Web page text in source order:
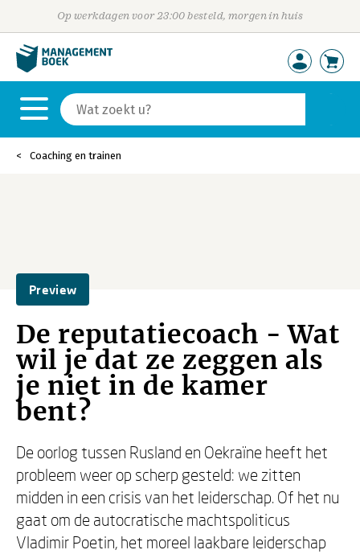
Op werkdagen voor 23:00 besteld, morgen in huis
Coaching en trainen
Preview
De reputatiecoach - Wat
wil je dat ze zeggen als
je niet in de kamer
bent?
De oorlog tussen Rusland en Oekraïne heeft het
probleem weer op scherp gesteld: we zitten
midden in een crisis van het leiderschap. Of het nu
gaat om de autocratische machtspoliticus
Vladimir Poetin, het moreel laakbare leiderschap